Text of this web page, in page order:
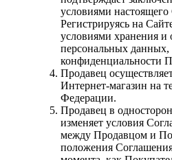
условиями
Регистрируясь на
условиями хранения и
персональных
конфиденциальности
Продавец
Интернет-магазин на
Федерации.
Продавец в
изменяет условия
между Продавцом и
положения